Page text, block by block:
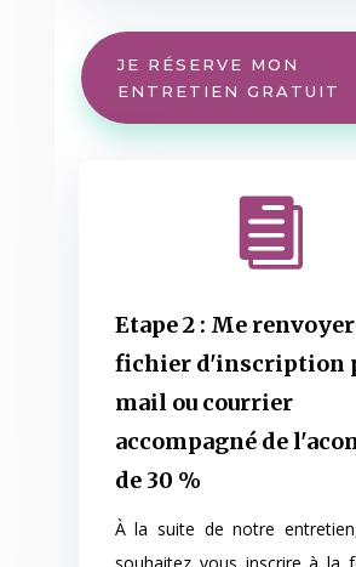
JE RÉSERVE MON
ENTRETIEN GRATUIT

Etape 2 : Me
fichier d'inscription
mail ou courrier
accompagné de
de 30 %
À la suite de notre